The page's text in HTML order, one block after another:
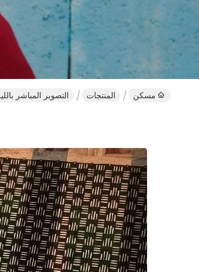
مسكن المنتجات التصوير المباشر